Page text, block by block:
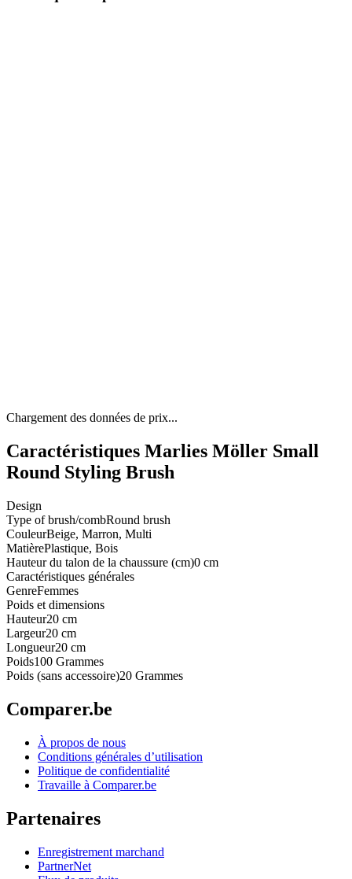
Chargement des données de prix...
Caractéristiques Marlies Möller Small
Round Styling Brush
Design
Type of brush/combRound brush
CouleurBeige, Marron, Multi
MatièrePlastique, Bois
Hauteur du talon de la chaussure (cm)0 cm
Caractéristiques générales
GenreFemmes
Poids et dimensions
Hauteur20 cm
Largeur20 cm
Longueur20 cm
Poids100 Grammes
Poids (sans accessoire)20 Grammes
Comparer.be
À propos de nous
Conditions générales d’utilisation
Politique de confidentialité
Travaille à Comparer.be
Partenaires
Enregistrement marchand
PartnerNet